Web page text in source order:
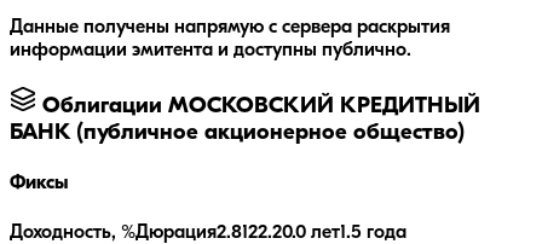
Данные получены напрямую с сервера раскрытия
информации эмитента и доступны публично.
Облигации МОСКОВСКИЙ КРЕДИТНЫЙ
БАНК (публичное акционерное общество)
Фиксы
Доходность, %Дюрация2.8122.20.0 лет1.5 года